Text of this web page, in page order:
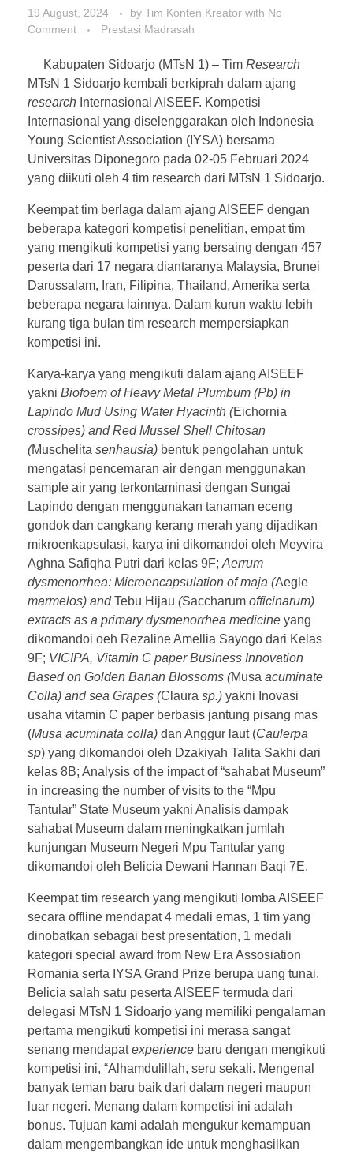
19 August, 2024 by Tim Konten Kreator with No
Comment
Prestasi Madrasah
Kabupaten Sidoarjo (MTsN 1) – Tim Research
MTsN 1 Sidoarjo kembali berkiprah dalam ajang
research Internasional AISEEF. Kompetisi
Internasional yang diselenggarakan oleh Indonesia
Young Scientist Association (IYSA) bersama
Universitas Diponegoro pada 02-05 Februari 2024
yang diikuti oleh 4 tim research dari MTsN 1 Sidoarjo.
Keempat tim berlaga dalam ajang AISEEF dengan
beberapa kategori kompetisi penelitian, empat tim
yang mengikuti kompetisi yang bersaing dengan 457
peserta dari 17 negara diantaranya Malaysia, Brunei
Darussalam, Iran, Filipina, Thailand, Amerika serta
beberapa negara lainnya. Dalam kurun waktu lebih
kurang tiga bulan tim research mempersiapkan
kompetisi ini.
Karya-karya yang mengikuti dalam ajang AISEEF
yakni Biofoem of Heavy Metal Plumbum (Pb) in
Lapindo Mud Using Water Hyacinth (Eichornia
crossipes) and Red Mussel Shell Chitosan
(Muschelita senhausia) bentuk pengolahan untuk
mengatasi pencemaran air dengan menggunakan
sample air yang terkontaminasi dengan Sungai
Lapindo dengan menggunakan tanaman eceng
gondok dan cangkang kerang merah yang dijadikan
mikroenkapsulasi, karya ini dikomandoi oleh Meyvira
Aghna Safiqha Putri dari kelas 9F; Aerrum
dysmenorrhea: Microencapsulation of maja (Aegle
marmelos) andTebu Hijau (Saccharum officinarum)
extracts as a primary dysmenorrhea medicine yang
dikomandoi oeh Rezaline Amellia Sayogo dari Kelas
9F; VICIPA, Vitamin C paper Business Innovation
Based on Golden Banan Blossoms (Musa acuminate
Colla) and sea Grapes (Claura sp.) yakni Inovasi
usaha vitamin C paper berbasis jantung pisang mas
(Musa acuminata colla) dan Anggur laut (Caulerpa
sp) yang dikomandoi oleh Dzakiyah Talita Sakhi dari
kelas 8B; Analysis of the impact of “sahabat Museum”
in increasing the number of visits to the “Mpu
Tantular” State Museum yakni Analisis dampak
sahabat Museum dalam meningkatkan jumlah
kunjungan Museum Negeri Mpu Tantular yang
dikomandoi oleh Belicia Dewani Hannan Baqi 7E.
Keempat tim research yang mengikuti lomba AISEEF
secara offline mendapat 4 medali emas, 1 tim yang
dinobatkan sebagai best presentation, 1 medali
kategori special award from New Era Assosiation
Romania serta IYSA Grand Prize berupa uang tunai.
Belicia salah satu peserta AISEEF termuda dari
delegasi MTsN 1 Sidoarjo yang memiliki pengalaman
pertama mengikuti kompetisi ini merasa sangat
senang mendapatexperience baru dengan mengikuti
kompetisi ini, “Alhamdulillah, seru sekali. Mengenal
banyak teman baru baik dari dalam negeri maupun
luar negeri. Menang dalam kompetisi ini adalah
bonus. Tujuan kami adalah mengukur kemampuan
dalam mengembangkan ide untuk menghasilkan